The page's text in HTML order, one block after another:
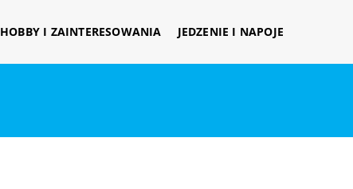
HOBBY I ZAINTERESOWANIA JEDZENIE I NAPOJE